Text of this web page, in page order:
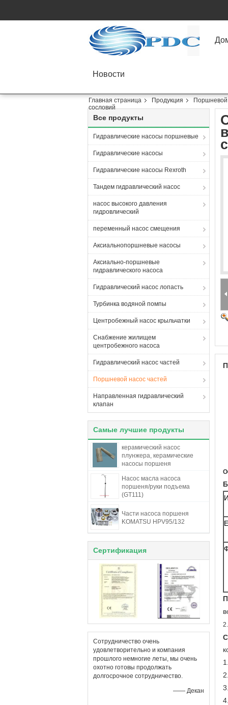
Новости
Главная страница Продукция Поршневой
сословий
Все продукты
Гидравлические насосы поршневые
Гидравлические насосы
Гидравлические насосы Rexroth
Тандем гидравлический насос
насос высокого давления
гидровлический
переменный насос смещения
Аксиальнопоршневые насосы
Аксиально-поршневые
гидравлического насоса
Гидравлический насос лопасть
Турбинка водяной помпы
Центробежный насос крыльчатки
Снабжение жилищем
центробежного насоса
Гидравлический насос частей
Поршневой насос частей
Направленная гидравлический
клапан
Самые лучшие продукты
керамический насос
плунжера, керамические
насосы поршеня
Насос масла насоса
поршеня/руки подъема
(GT111)
Части насоса поршеня
KOMATSU HPV95/132
Сертификация
Сотрудничество очень
удовлетворительно и компания
прошлого немногие леты, мы очень
охотно готовы продолжать
долгосрочное сотрудничество.
—— Декан
2.
1.
2.
3.
4.